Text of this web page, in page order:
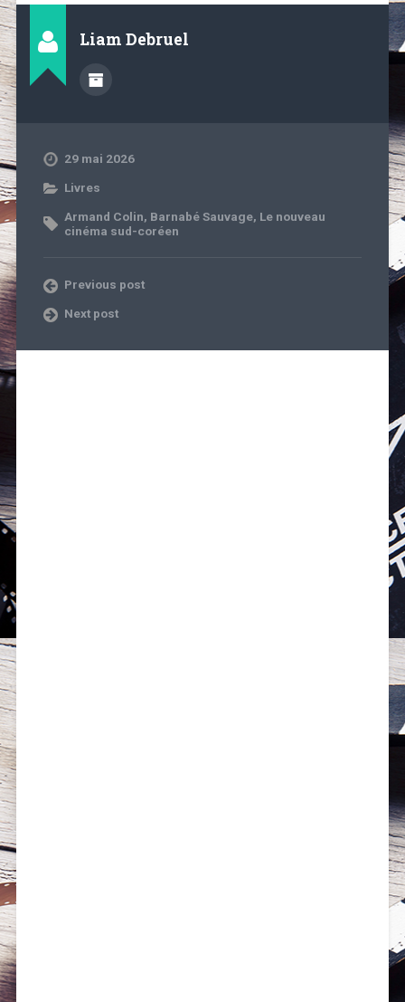
Liam Debruel
29 mai 2026
Livres
Armand Colin, Barnabé Sauvage, Le nouveau
cinéma sud-coréen
Previous post
Next post